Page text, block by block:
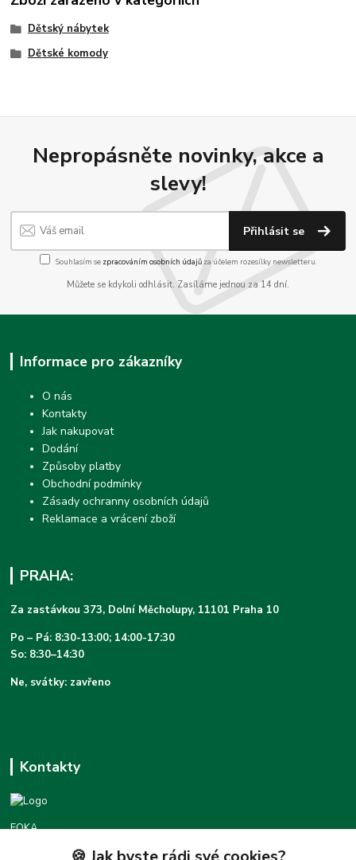
Dětský nábytek
Dětské komody
Nepropásněte novinky, akce a
slevy!
Přihlásit se
Souhlasím se zpracováním osobních údajůza účelem rozesílky newsletteru.
Můžete se kdykoli odhlásit. Zasíláme jednou za 14 dní.
Informace pro zákazníky
O nás
Kontakty
Jak nakupovat
Dodání
Způsoby platby
Obchodní podmínky
Zásady ochranny osobních údajů
Reklamace a vrácení zboží
PRAHA:
Za zastávkou 373, Dolní Měcholupy, 11101 Praha 10
Po – Pá: 8:30-13:00; 14:00-17:30
So: 8:30–14:30
Ne, svátky: zavřeno
Kontakty
FOKA